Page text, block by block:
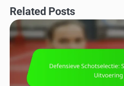
Related Posts